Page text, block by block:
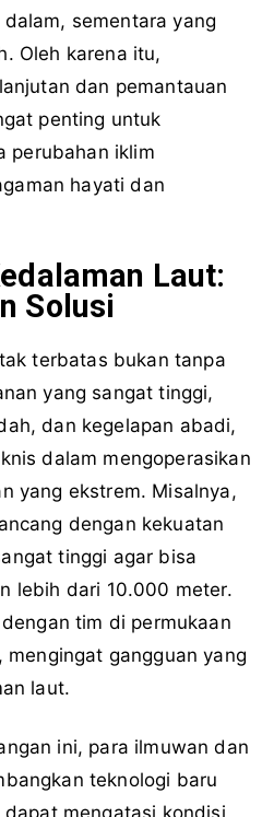
sementara yang
Oleh karena itu,
dan pemantauan
penting untuk
perubahan iklim
hayati dan
Laut:
Solusi
terbatas bukan tanpa
yang sangat tinggi,
dan kegelapan abadi,
dalam mengoperasikan
yang ekstrem. Misalnya,
dengan kekuatan
tinggi agar bisa
lebih dari 10.000 meter.
tim di permukaan
gangguan yang
laut.
ini, para ilmuwan dan
teknologi baru
mengatasi kondisi